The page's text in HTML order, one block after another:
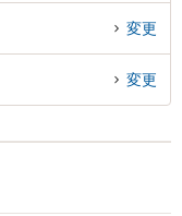
変更
変更